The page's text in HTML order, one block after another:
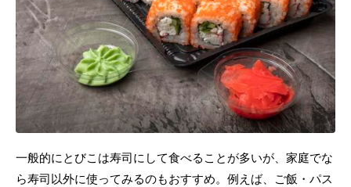
一般的にとびこは寿司にして食べることが多いが、家庭でな
ら寿司以外に使ってみるのもおすすめ。例えば、ご飯・パス